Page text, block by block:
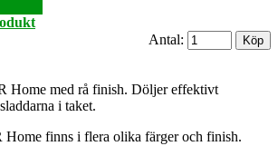
Antal:
Home med rå finish. Döljer effektivt
i taket.
Home finns i flera olika färger och finish.